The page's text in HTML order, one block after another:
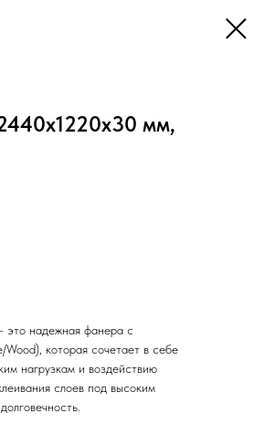
мм,
это надежная фанера с
которая сочетает в себе
нагрузкам и воздействию
слоев под высоким